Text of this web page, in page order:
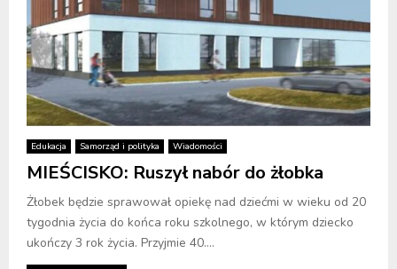
Edukacja Samorząd i polityka Wiadomości
MIEŚCISKO: Ruszył nabór do żłobka
Żłobek będzie sprawował opiekę nad dziećmi w wieku od 20
tygodnia życia do końca roku szkolnego, w którym dziecko
ukończy 3 rok życia. Przyjmie 40....